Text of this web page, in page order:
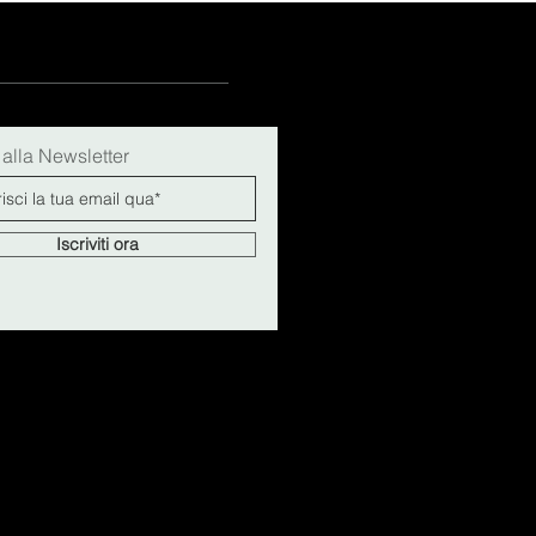
Newsletter
Iscriviti ora